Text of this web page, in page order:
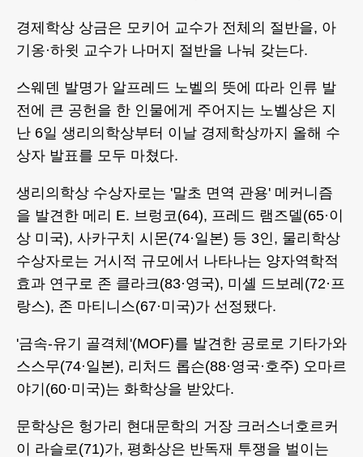
경제학상 상금은 모키어 교수가 전체의 절반을, 아
기옹·하윗 교수가 나머지 절반을 나눠 갖는다.
스웨덴 발명가 알프레드 노벨의 뜻에 따라 인류 발
전에 큰 공헌을 한 인물에게 주어지는 노벨상은 지
난 6일 생리의학상부터 이날 경제학상까지 올해 수
상자 발표를 모두 마쳤다.
생리의학상 수상자로는 '말초 면역 관용' 메커니즘
을 발견한 메리 E. 브렁코(64), 프레드 램즈델(65·이
상 미국), 사카구치 시몬(74·일본) 등 3인, 물리학상
수상자로는 거시적 규모에서 나타나는 양자역학적
효과 연구로 존 클라크(83·영국), 미셸 드보레(72·프
랑스), 존 마티니스(67·미국)가 선정됐다.
'금속-유기 골격체'(MOF)를 발견한 공로로 기타가와
스스무(74·일본), 리처드 롭슨(88·영국·호주) 오마르
야기(60·미국)는 화학상을 받았다.
문학상은 헝가리 현대문학의 거장 크러스너호르커
이 라슬로(71)가, 평화상은 반독재 투쟁을 벌이는